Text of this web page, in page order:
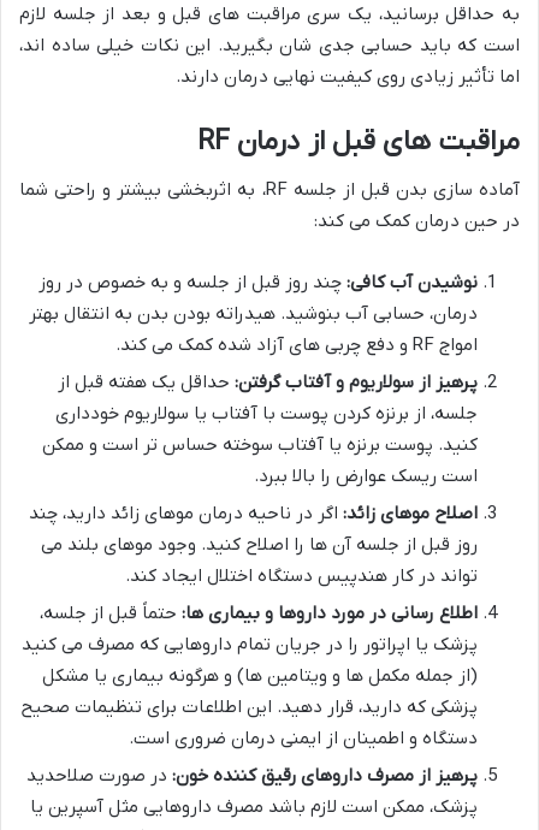
به حداقل برسانید، یک سری مراقبت های قبل و بعد از جلسه لازم
است که باید حسابی جدی شان بگیرید. این نکات خیلی ساده اند،
اما تأثیر زیادی روی کیفیت نهایی درمان دارند.
مراقبت های قبل از درمان RF
آماده سازی بدن قبل از جلسه RF، به اثربخشی بیشتر و راحتی شما
در حین درمان کمک می کند:
نوشیدن آب کافی: چند روز قبل از جلسه و به خصوص در روز
درمان، حسابی آب بنوشید. هیدراته بودن بدن به انتقال بهتر
امواج RF و دفع چربی های آزاد شده کمک می کند.
پرهیز از سولاریوم و آفتاب گرفتن: حداقل یک هفته قبل از
جلسه، از برنزه کردن پوست با آفتاب یا سولاریوم خودداری
کنید. پوست برنزه یا آفتاب سوخته حساس تر است و ممکن
است ریسک عوارض را بالا ببرد.
اصلاح موهای زائد: اگر در ناحیه درمان موهای زائد دارید، چند
روز قبل از جلسه آن ها را اصلاح کنید. وجود موهای بلند می
تواند در کار هندپیس دستگاه اختلال ایجاد کند.
اطلاع رسانی در مورد داروها و بیماری ها: حتماً قبل از جلسه،
پزشک یا اپراتور را در جریان تمام داروهایی که مصرف می کنید
(از جمله مکمل ها و ویتامین ها) و هرگونه بیماری یا مشکل
پزشکی که دارید، قرار دهید. این اطلاعات برای تنظیمات صحیح
دستگاه و اطمینان از ایمنی درمان ضروری است.
پرهیز از مصرف داروهای رقیق کننده خون: در صورت صلاحدید
پزشک، ممکن است لازم باشد مصرف داروهایی مثل آسپرین یا